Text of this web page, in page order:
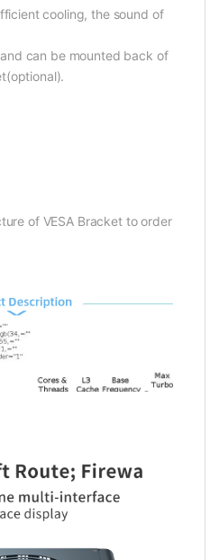
cooling, the sound of
can be mounted back of
of VESA Bracket to order